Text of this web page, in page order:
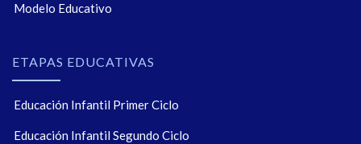
Modelo Educativo
ETAPAS EDUCATIVAS
Educación Infantil Primer Ciclo
Educación Infantil Segundo Ciclo